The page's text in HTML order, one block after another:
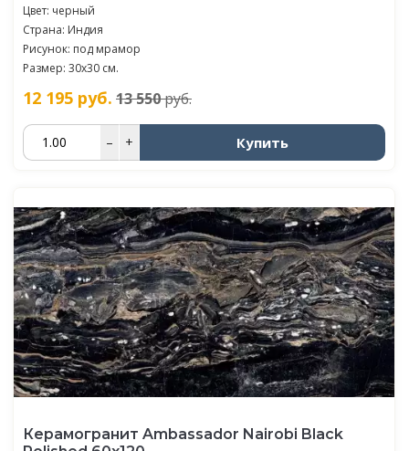
Цвет: черный
Страна: Индия
Рисунок: под мрамор
Размер: 30x30 см.
12 195 руб. 13 550руб.
– + Купить
Керамогранит Ambassador Nairobi Black